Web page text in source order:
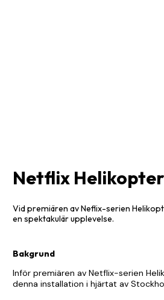
Netflix
Vid premiären av Neflix-serien
en spektakulär upplevelse.
Bakgrund
Inför premiären av Netflix-serien
denna installation i hjärtat av